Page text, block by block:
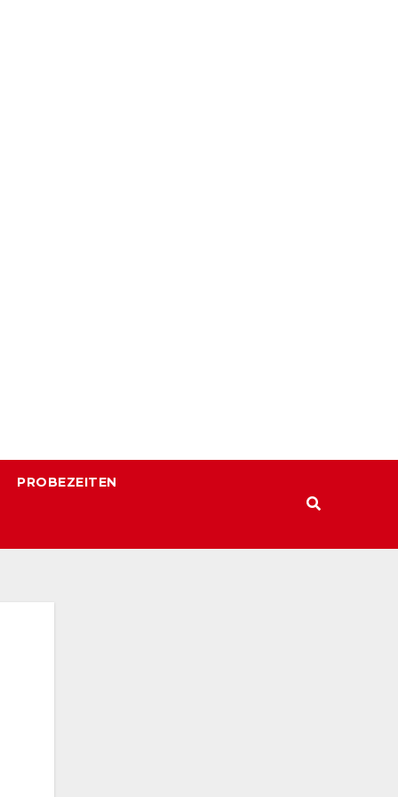
PROBEZEITEN